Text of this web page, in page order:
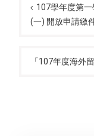
navigation
107學年度第
(一) 開放申請繳
「107年度海外